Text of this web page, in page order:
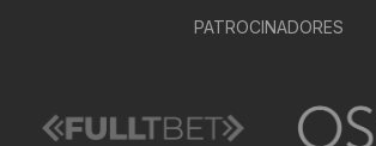
PATROCINADORES